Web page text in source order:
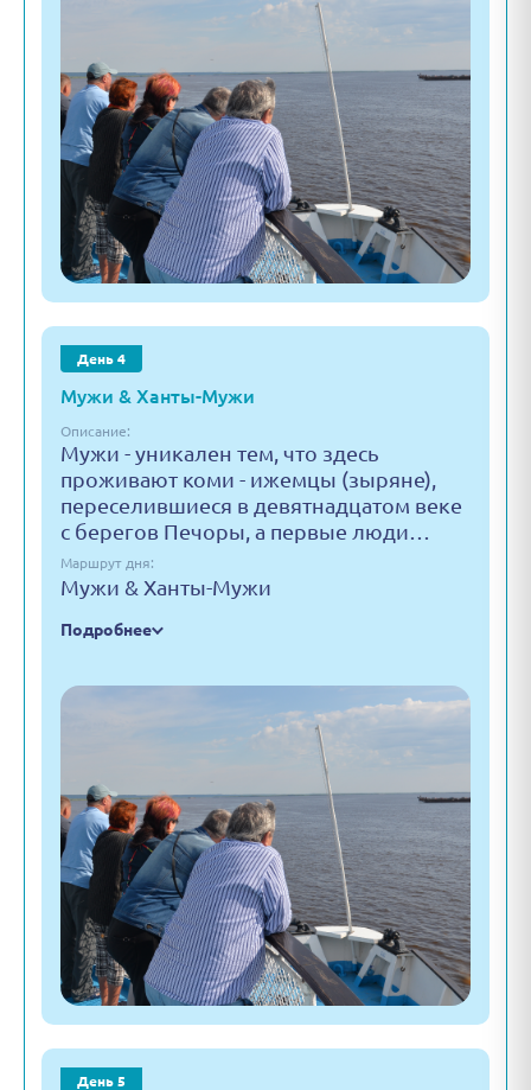
День 4
Мужи & Ханты-Мужи
Описание:
Мужи - уникален тем, что здесь
проживают коми - ижемцы (зыряне),
переселившиеся в девятнадцатом веке
с берегов Печоры, а первые люди…
Маршрут дня:
Мужи & Ханты-Мужи
Подробнее
День 5